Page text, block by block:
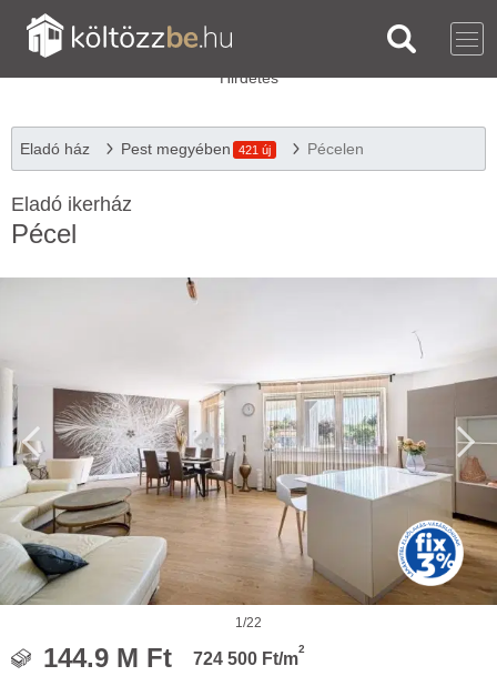
Eladó ház Pest megyében 421 új Pécelen
Eladó ikerház
Pécel
1/22
144.9 M Ft 724 500 Ft/m
2